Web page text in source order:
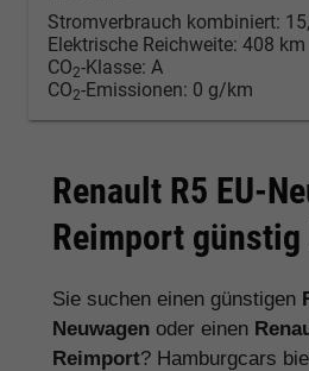
Stromverbrauch kombiniert:
Elektrische Reichweite: 408 km
CO2-Klasse: A
CO2-Emissionen: 0 g/km
Renault R5 EU-
Reimport günstig
Sie suchen einen günstigen
Neuwagen oder einen
Reimport? Hamburgcars